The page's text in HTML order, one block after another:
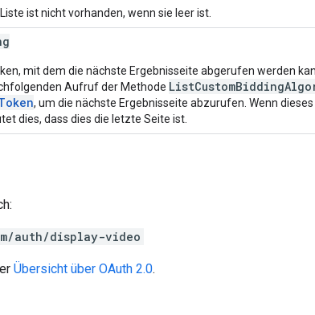
ist nicht vorhanden, wenn sie leer ist.
mit dem die nächste Ergebnisseite abgerufen werden
Aufruf der Methode
, um die nächste Ergebnisseite abzurufen. Wenn
dies, dass dies die letzte Seite ist.
auth/display-video
Übersicht über OAuth 2.0.